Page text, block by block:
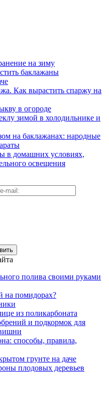
на зиму
баклажаны
Как вырастить спаржу на
в огороде
зимой в холодильнике и
на баклажанах: народные
в домашних условиях,
освещения
полива своими руками
на помидорах?
из поликарбоната
и подкормок для
способы, правила,
грунте на даче
плодовых деревьев